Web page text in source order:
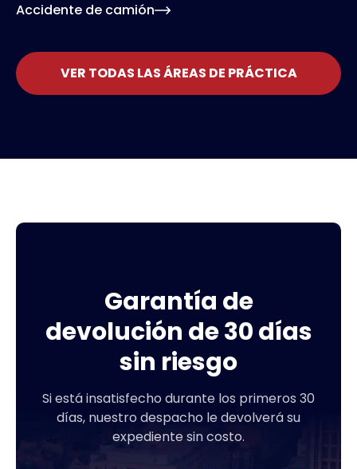
Accidente de camión
VER TODAS LAS ÁREAS DE PRÁCTICA
Garantía de
devolución de 30 días
sin riesgo
Si está insatisfecho durante los primeros 30
días, nuestro despacho le devolverá su
expediente sin costo.